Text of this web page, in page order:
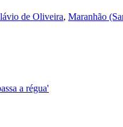
de Oliveira, Maranhão
a régua'